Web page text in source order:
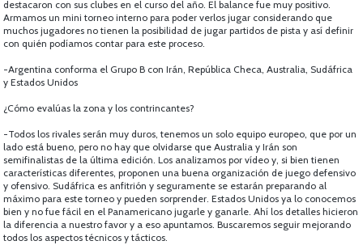
destacaron con sus clubes en el curso del año. El balance fue muy positivo.
Armamos un mini torneo interno para poder verlos jugar considerando que
muchos jugadores no tienen la posibilidad de jugar partidos de pista y así definir
con quién podíamos contar para este proceso.
-Argentina conforma el Grupo B con Irán, República Checa, Australia, Sudáfrica
y Estados Unidos
¿Cómo evalúas la zona y los contrincantes?
-Todos los rivales serán muy duros, tenemos un solo equipo europeo, que por un
lado está bueno, pero no hay que olvidarse que Australia y Irán son
semifinalistas de la última edición. Los analizamos por vídeo y, si bien tienen
características diferentes, proponen una buena organización de juego defensivo
y ofensivo. Sudáfrica es anfitrión y seguramente se estarán preparando al
máximo para este torneo y pueden sorprender. Estados Unidos ya lo conocemos
bien y no fue fácil en el Panamericano jugarle y ganarle. Ahí los detalles hicieron
la diferencia a nuestro favor y a eso apuntamos. Buscaremos seguir mejorando
todos los aspectos técnicos y tácticos.